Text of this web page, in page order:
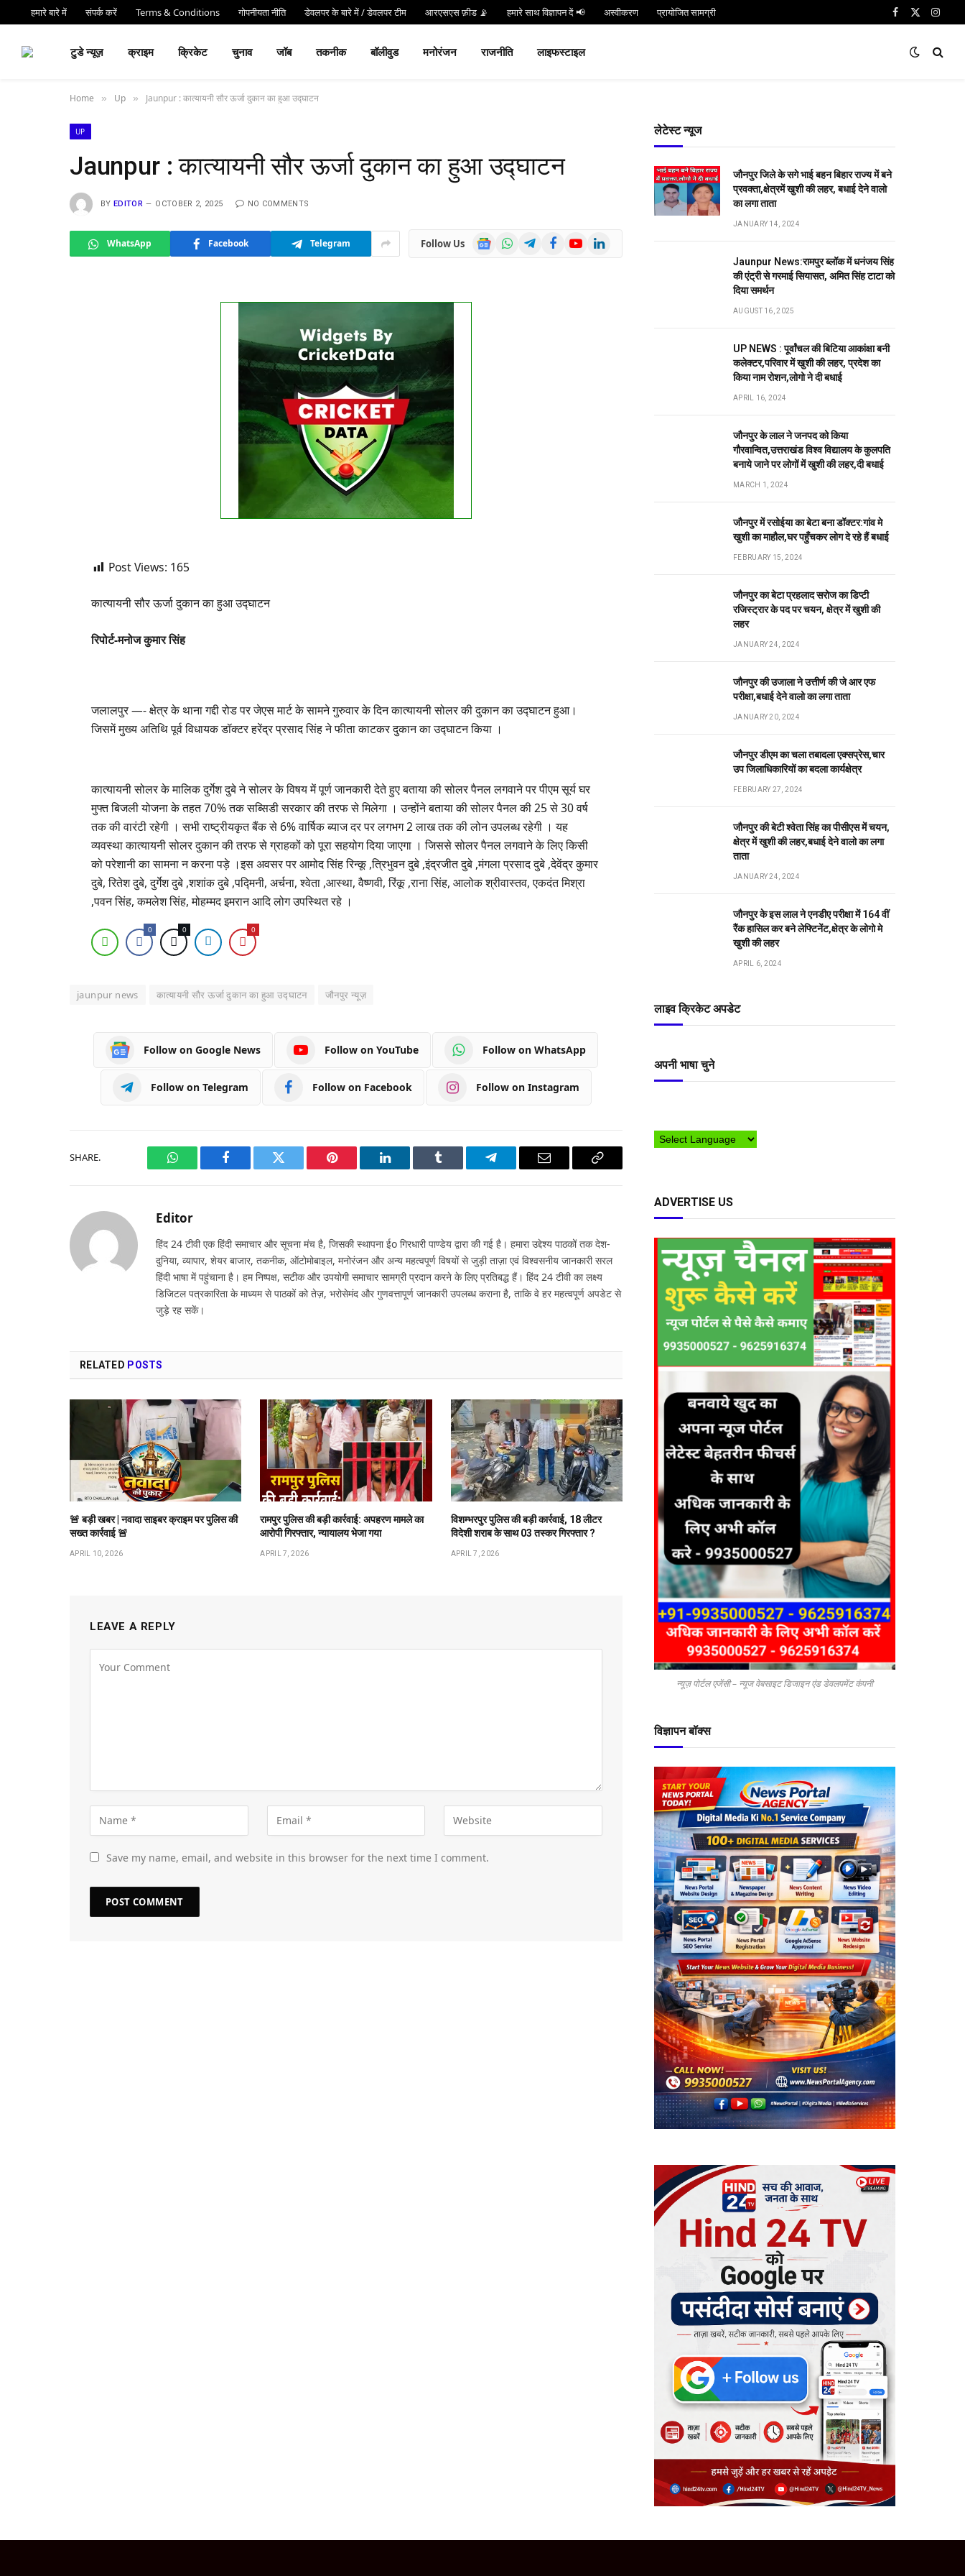
हमारे बारे में संपर्क करें Terms & Conditions गोपनीयता नीति डेवलपर के बारे में / डेवलपर टीम आरएसएस फ़ीड 📡 हमारे साथ विज्ञापन दें 📢 अस्वीकरण प्रायोजित सामग्री Facebook
X
टुडे न्यूज़ क्राइम क्रिकेट चुनाव जॉब तकनीक बॉलीवुड मनोरंजन राजनीति लाइफस्टाइल
Home » Up » Jaunpur : कात्यायनी सौर ऊर्जा दुकान का हुआ उद्घाटन
UP
Jaunpur : कात्यायनी सौर ऊर्जा दुकान का हुआ उद्घाटन
BY EDITOR OCTOBER 2, 2025 NO COMMENTS
WhatsApp Facebook Telegram Follow Us
Google
News
WhatsAppTelegramFacebookYouTubeLinkedIn
FIXTURE
No live matches found.
See recent results
See fixtures
Post Views: 165
कात्यायनी सौर ऊर्जा दुकान का हुआ उद्घाटन
रिपोर्ट-मनोज कुमार सिंह
जलालपुर —- क्षेत्र के थाना गद्दी रोड पर जेएस मार्ट के सामने गुरुवार के दिन कात्यायनी सोलर की दुकान का उद्घाटन हुआ।
जिसमें मुख्य अतिथि पूर्व विधायक डॉक्टर हरेंद्र प्रसाद सिंह ने फीता काटकर दुकान का उद्घाटन किया ।
कात्यायनी सोलर के मालिक दुर्गेश दुबे ने सोलर के विषय में पूर्ण जानकारी देते हुए बताया की सोलर पैनल लगवाने पर पीएम सूर्य घर
मुफ्त बिजली योजना के तहत 70% तक सब्सिडी सरकार की तरफ से मिलेगा । उन्होंने बताया की सोलर पैनल की 25 से 30 वर्ष
तक की वारंटी रहेगी । सभी राष्ट्रीयकृत बैंक से 6% वार्षिक ब्याज दर पर लगभग 2 लाख तक की लोन उपलब्ध रहेगी । यह
व्यवस्था कात्यायनी सोलर दुकान की तरफ से ग्राहकों को पूरा सहयोग दिया जाएगा । जिससे सोलर पैनल लगवाने के लिए किसी
को परेशानी का सामना न करना पड़े ।इस अवसर पर आमोद सिंह रिन्कू ,त्रिभुवन दुबे ,इंद्रजीत दुबे ,मंगला प्रसाद दुबे ,देवेंद्र कुमार
दुबे, रितेश दुबे, दुर्गेश दुबे ,शशांक दुबे ,पद्मिनी, अर्चना, श्वेता ,आस्था, वैष्णवी, रिंकू ,राना सिंह, आलोक श्रीवास्तव, एकदंत मिश्रा
,पवन सिंह, कमलेश सिंह, मोहम्मद इमरान आदि लोग उपस्थित रहे ।
0 0 0
jaunpur news कात्यायनी सौर ऊर्जा दुकान का हुआ उद्घाटन जौनपुर न्यूज़
Follow on Google News Follow on YouTube Follow on WhatsApp
Follow on Telegram Follow on Facebook Follow on Instagram
SHARE.
WhatsAppFacebook Twitter Pinterest LinkedIn Tumblr Telegram Email
Copy
Editor
हिंद 24 टीवी एक हिंदी समाचार और सूचना मंच है, जिसकी स्थापना ईo गिरधारी पाण्डेय द्वारा की गई है। हमारा उद्देश्य पाठकों तक देश-
दुनिया, व्यापार, शेयर बाजार, तकनीक, ऑटोमोबाइल, मनोरंजन और अन्य महत्वपूर्ण विषयों से जुड़ी ताज़ा एवं विश्वसनीय जानकारी सरल
हिंदी भाषा में पहुंचाना है। हम निष्पक्ष, सटीक और उपयोगी समाचार सामग्री प्रदान करने के लिए प्रतिबद्ध हैं। हिंद 24 टीवी का लक्ष्य
डिजिटल पत्रकारिता के माध्यम से पाठकों को तेज़, भरोसेमंद और गुणवत्तापूर्ण जानकारी उपलब्ध कराना है, ताकि वे हर महत्वपूर्ण अपडेट से
जुड़े रह सकें।
RELATED POSTS
🚨 बड़ी खबर | नवादा साइबर क्राइम पर पुलिस की
सख्त कार्रवाई 🚨
APRIL 10, 2026
रामपुर पुलिस की बड़ी कार्रवाई: अपहरण मामले का
आरोपी गिरफ्तार, न्यायालय भेजा गया
APRIL 7, 2026
विशम्भरपुर पुलिस की बड़ी कार्रवाई, 18 लीटर
विदेशी शराब के साथ 03 तस्कर गिरफ्तार ?
APRIL 7, 2026
LEAVE A REPLY
Save my name, email, and website in this browser for the next time I comment.
लेटेस्ट न्यूज
जौनपुर जिले के सगे भाई बहन बिहार राज्य में बने
प्रवक्ता,क्षेत्रमें खुशी की लहर, बधाई देने वालो
का लगा ताता
JANUARY 14, 2024
Jaunpur News:रामपुर ब्लॉक में धनंजय सिंह
की एंट्री से गरमाई सियासत, अमित सिंह टाटा को
दिया समर्थन
AUGUST 16, 2025
UP NEWS : पूर्वांचल की बिटिया आकांक्षा बनी
कलेक्टर,परिवार में खुशी की लहर, प्रदेश का
किया नाम रोशन,लोगो ने दी बधाई
APRIL 16, 2024
जौनपुर के लाल ने जनपद को किया
गौरवान्वित,उत्तराखंड विश्व विद्यालय के कुलपति
बनाये जाने पर लोगों में खुशी की लहर,दी बधाई
MARCH 1, 2024
जौनपुर में रसोईया का बेटा बना डॉक्टर:गांव मे
खुशी का माहौल,घर पहुँचकर लोग दे रहे हैं बधाई
FEBRUARY 15, 2024
जौनपुर का बेटा प्रहलाद सरोज का डिप्टी
रजिस्ट्रार के पद पर चयन, क्षेत्र में खुशी की
लहर
JANUARY 24, 2024
जौनपुर की उजाला ने उत्तीर्ण की जे आर एफ
परीक्षा,बधाई देने वालो का लगा ताता
JANUARY 20, 2024
जौनपुर डीएम का चला तबादला एक्सप्रेस,चार
उप जिलाधिकारियों का बदला कार्यक्षेत्र
FEBRUARY 27, 2024
जौनपुर की बेटी श्वेता सिंह का पीसीएस में चयन,
क्षेत्र में खुशी की लहर,बधाई देने वालो का लगा
ताता
JANUARY 24, 2024
जौनपुर के इस लाल ने एनडीए परीक्षा में 164 वीं
रैंक हासिल कर बने लेफ्टिनेंट,क्षेत्र के लोगो मे
खुशी की लहर
APRIL 6, 2024
लाइव क्रिकेट अपडेट
अपनी भाषा चुने
ADVERTISE US
न्यूज़ पोर्टल एजेंसी – न्यूज वेबसाइट डिजाइन एंड डेवलपमेंट कंपनी
विज्ञापन बॉक्स
⏰ देर न करेंHind 24 TV App डाउनलोड करें और पाएं Live Breaking News!